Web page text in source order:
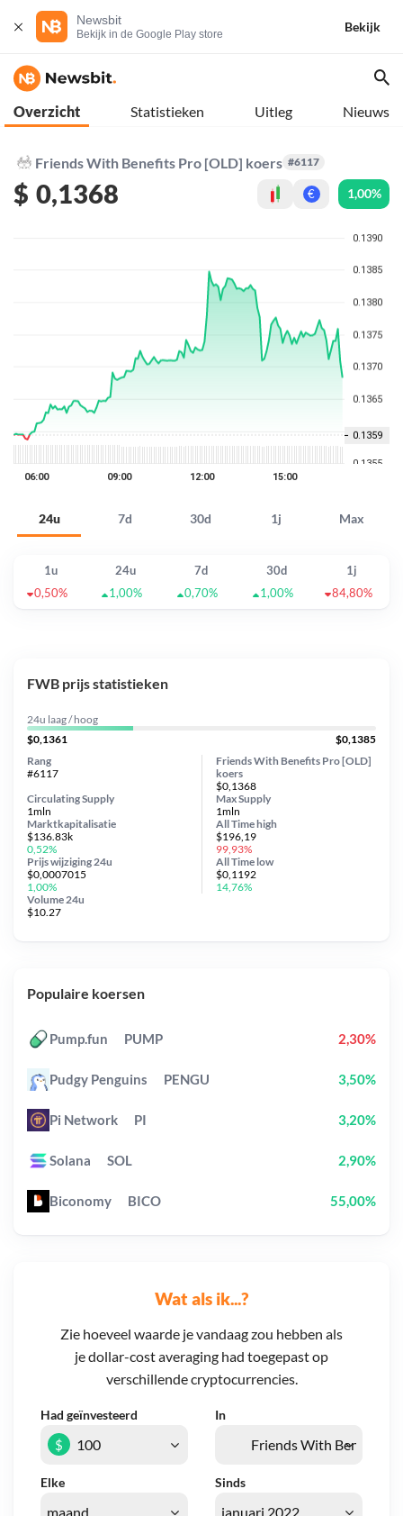
Newsbit
Bekijk in de Google Play store
Bekijk
Overzicht Statistieken Uitleg Nieuws
Friends With Benefits Pro [OLD] koers #6117
$ 0,1368 € 1,00%
24u 7d 30d 1j Max
1u 24u 7d 30d
1j
0,50%
1,00% 0,70% 1,00% 84,80%
Wat als ik...?
Zie hoeveel waarde je vandaag zou hebben als
je dollar-cost averaging had toegepast op
verschillende cryptocurrencies.
Had geïnvesteerd In
Elke Sinds
$
FWB prijs statistieken
24u laag / hoog
$0,1361
$0,1385
Friends With Benefits Pro [OLD]
koers
$0,1368
Circulating Supply
1mln
Prijs wijziging 24u
$0,0007015
1,00%
Max Supply
1mln
Marktkapitalisatie
$136.83k
0,52%
Volume 24u
$10.27
Rang
#6117
All Timehigh
$196,19
99,93%
All Time low
$0,1192
14,76%
Populaire koersen
Pump.fun PUMP 2,30%
Pudgy Penguins PENGU 3,50%
Pi Network PI 3,20%
Solana SOL 2,90%
Biconomy BICO 55,00%